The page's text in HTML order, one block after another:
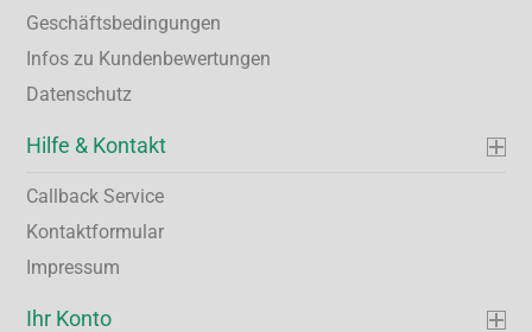
Geschäftsbedingungen
Infos zu Kundenbewertungen
Datenschutz
Hilfe & Kontakt
Callback Service
Kontaktformular
Impressum
Ihr Konto